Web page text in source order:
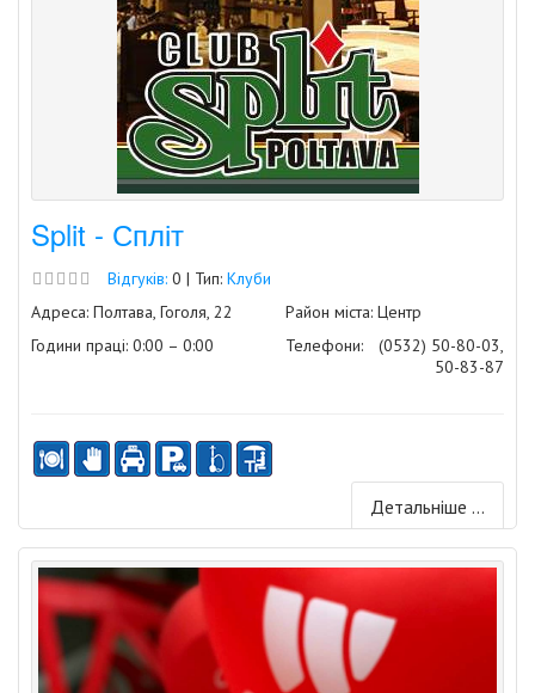
Split - Спліт
Відгуків: 0 | Тип: Клуби
Адреса: Полтава, Гоголя, 22
Години праці: 0:00 – 0:00
Район міста: Центр
Телефони:
(0532) 50-80-03,
50-83-87
Детальніше ...